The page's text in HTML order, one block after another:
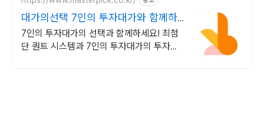
대가의선택 7인의 투자대가와 함께하
세요
7인의 투자대가의 선택과 함께하세요! 최첨
단 퀀트 시스템과 7인의 투자대가의 투자공